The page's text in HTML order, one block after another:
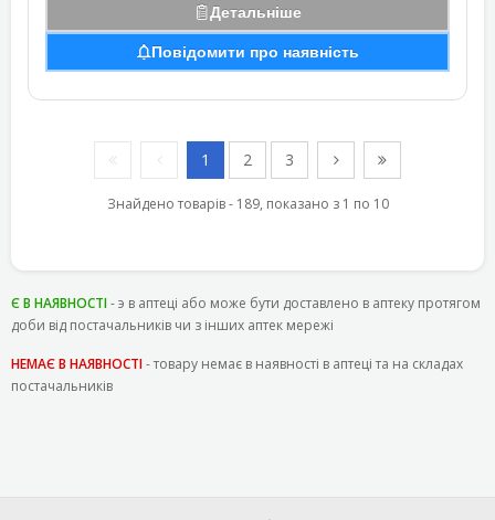
Детальніше
Повідомити про наявність
1 2 3
Знайдено товарів - 189, показано з 1 по 10
Є В НАЯВНОСТІ- э в аптеці або може бути доставлено в аптеку протягом
доби від постачальників чи з інших аптек мережі
НЕМАЄ В НАЯВНОСТІ- товару немає в наявності в аптеці та на складах
постачальників